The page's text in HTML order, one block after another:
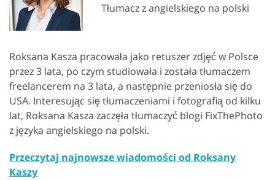
Tłumacz z angielskiego na polski
Roksana Kasza pracowała jako retuszer zdjęć w Polsce
przez 3 lata, po czym studiowała i została tłumaczem
freelancerem na 3 lata, a następnie przeniosła się do
USA. Interesując się tłumaczeniami i fotografią od kilku
lat, Roksana Kasza zaczęła tłumaczyć blogi FixThePhoto
z języka angielskiego na polski.
Przeczytaj najnowsze wiadomości od Roksany
Kaszy